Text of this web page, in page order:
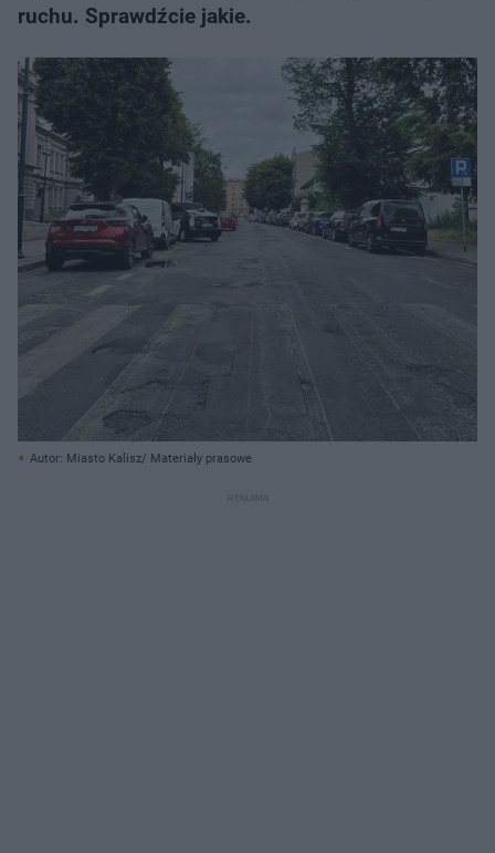
ruchu. Sprawdźcie jakie.
Autor: Miasto Kalisz/ Materiały prasowe